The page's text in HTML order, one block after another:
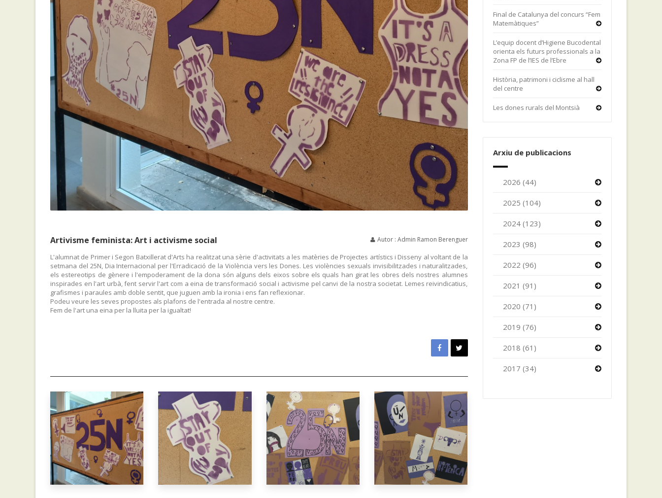
Artivisme feminista: Art i activisme social Autor : Admin Ramon Berenguer
L'alumnat de Primer i Segon Batxillerat d'Arts ha realitzat una sèrie d'activitats a les matèries de Projectes artístics i Disseny al voltant de la
setmana del 25N, Dia Internacional per l'Erradicació de la Violència vers les Dones. Les violències sexuals invisibilitzades i naturalitzades,
els estereotips de gènere i l'empoderament de la dona són alguns dels eixos sobre els quals han girat les obres dels nostres alumnes
inspirades en l'art urbà, fent servir l'art com a eina de transformació social i activisme pel canvi de la nostra societat. Lemes reivindicatius,
grafismes i paraules amb doble sentit, que juguen amb la ironia i ens fan reflexionar.
Podeu veure les seves propostes als plafons de l'entrada al nostre centre.
Fem de l'art una eina per la lluita per la igualtat!
Final de Catalunya del concurs “Fem
Matemàtiques”
L’equip docent d’Higiene Bucodental
orienta els futurs professionals a la
Zona FP de l’IES de l’Ebre
Història, patrimoni i ciclisme al hall
del centre
Les dones rurals del Montsià
Arxiu de publicacions
2026 (44)
2025 (104)
2024 (123)
2023 (98)
2022 (96)
2021 (91)
2020 (71)
2019 (76)
2018 (61)
2017 (34)